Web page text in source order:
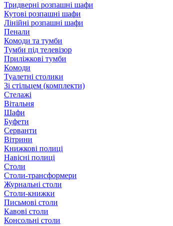
Тридверні розпашні шафи
Кутові розпашні шафи
Лінійні розпашні шафи
Пенали
Комоди та тумби
Тумби під телевізор
Приліжкові тумби
Комоди
Туалетні столики
Зі стільцем (комплекти)
Стелажі
Вітальня
Шафи
Буфети
Серванти
Вітрини
Книжкові полиці
Навісні полиці
Столи
Столи-трансформери
Журнальні столи
Столи-книжки
Письмові столи
Кавові столи
Консольні столи